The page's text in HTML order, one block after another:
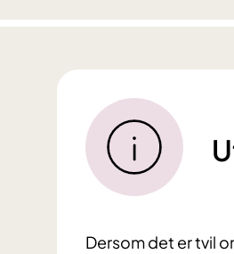
Dersom det er tvil